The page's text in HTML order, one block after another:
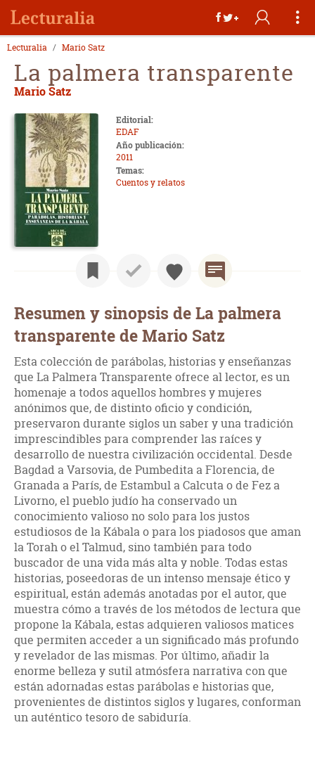
Lecturalia Mario Satz
La palmera transparente
Mario Satz
Editorial:
EDAF
Año publicación:
2011
Temas:
Cuentos y relatos
Resumen y sinopsis de La palmera
transparente de Mario Satz
Esta colección de parábolas, historias y enseñanzas
que La Palmera Transparente ofrece al lector, es un
homenaje a todos aquellos hombres y mujeres
anónimos que, de distinto oficio y condición,
preservaron durante siglos un saber y una tradición
imprescindibles para comprender las raíces y
desarrollo de nuestra civilización occidental. Desde
Bagdad a Varsovia, de Pumbedita a Florencia, de
Granada a París, de Estambul a Calcuta o de Fez a
Livorno, el pueblo judío ha conservado un
conocimiento valioso no solo para los justos
estudiosos de la Kábala o para los piadosos que aman
la Torah o el Talmud, sino también para todo
buscador de una vida más alta y noble. Todas estas
historias, poseedoras de un intenso mensaje ético y
espiritual, están además anotadas por el autor, que
muestra cómo a través de los métodos de lectura que
propone la Kábala, estas adquieren valiosos matices
que permiten acceder a un significado más profundo
y revelador de las mismas. Por último, añadir la
enorme belleza y sutil atmósfera narrativa con que
están adornadas estas parábolas e historias que,
provenientes de distintos siglos y lugares, conforman
un auténtico tesoro de sabiduría.